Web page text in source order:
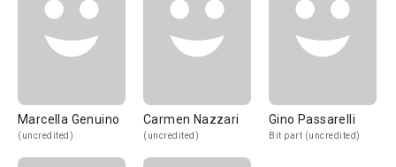
Marcella Genuino
(uncredited)
Carmen Nazzari
(uncredited)
Gino Passarelli
Bit part (uncredited)